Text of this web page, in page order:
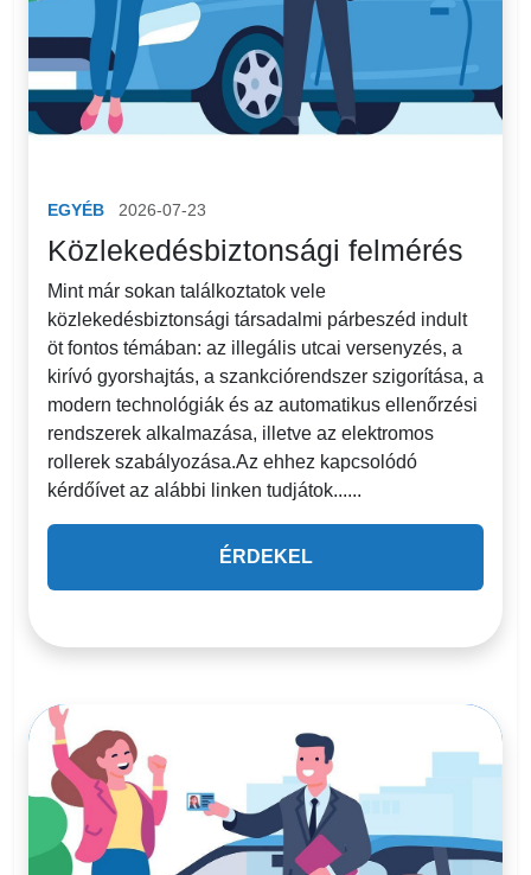
EGYÉB 2026-07-23
Közlekedésbiztonsági felmérés
Mint már sokan találkoztatok vele
közlekedésbiztonsági társadalmi párbeszéd indult
öt fontos témában: az illegális utcai versenyzés, a
kirívó gyorshajtás, a szankciórendszer szigorítása, a
modern technológiák és az automatikus ellenőrzési
rendszerek alkalmazása, illetve az elektromos
rollerek szabályozása.Az ehhez kapcsolódó
kérdőívet az alábbi linken tudjátok......
ÉRDEKEL